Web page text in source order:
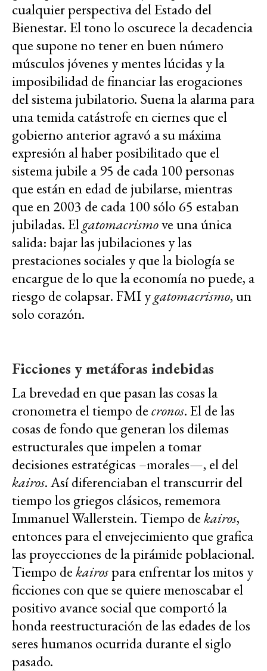
cualquier perspectiva del Estado del
Bienestar. El tono lo oscurece la decadencia
que supone no tener en buen número
músculos jóvenes y mentes lúcidas y la
imposibilidad de financiar las erogaciones
del sistema jubilatorio. Suena la alarma para
una temida catástrofe en ciernes que el
gobierno anterior agravó a su máxima
expresión al haber posibilitado que el
sistema jubile a 95 de cada 100 personas
que están en edad de jubilarse, mientras
que en 2003 de cada 100 sólo 65 estaban
jubiladas. Elgatomacrismove una única
salida: bajar las jubilaciones y las
prestaciones sociales y que la biología se
encargue de lo que la economía no puede, a
riesgo de colapsar. FMI ygatomacrismo, un
solo corazón.
Ficciones y metáforas indebidas
La brevedad en que pasan las cosas la
cronometra el tiempo decronos. El de las
cosas de fondo que generan los dilemas
estructurales que impelen a tomar
decisiones estratégicas –morales—, el del
kairos. Así diferenciaban el transcurrir del
tiempo los griegos clásicos, rememora
Immanuel Wallerstein. Tiempo dekairos,
entonces para el envejecimiento que grafica
las proyecciones de la pirámide poblacional.
Tiempo dekairospara enfrentar los mitos y
ficciones con que se quiere menoscabar el
positivo avance social que comportó la
honda reestructuración de las edades de los
seres humanos ocurrida durante el siglo
pasado.